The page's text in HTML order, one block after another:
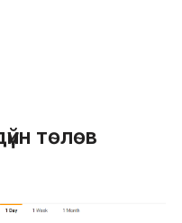
төлөв